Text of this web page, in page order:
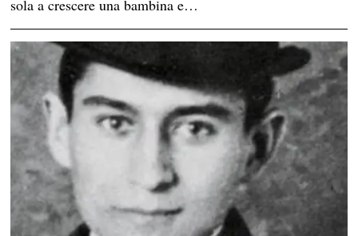
sola a crescere una bambina e…